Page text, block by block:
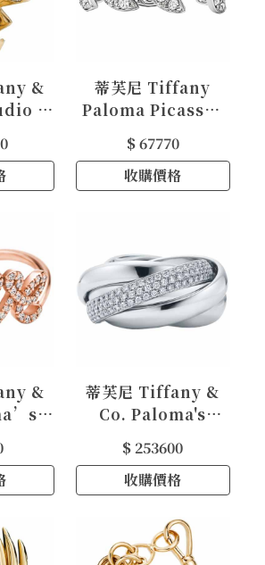
&
&
夢聯
丘
鑲鑽
蒂芙尼 Tiffany
Paloma Picasso®
系列 18K 白金鑲鑽
Olive Leaf 窄式戒
指
$ 67770
收購價格
&
戒
蒂芙尼 Tiffany &
Co. Paloma's
18K金戒指
$ 253600
收購價格